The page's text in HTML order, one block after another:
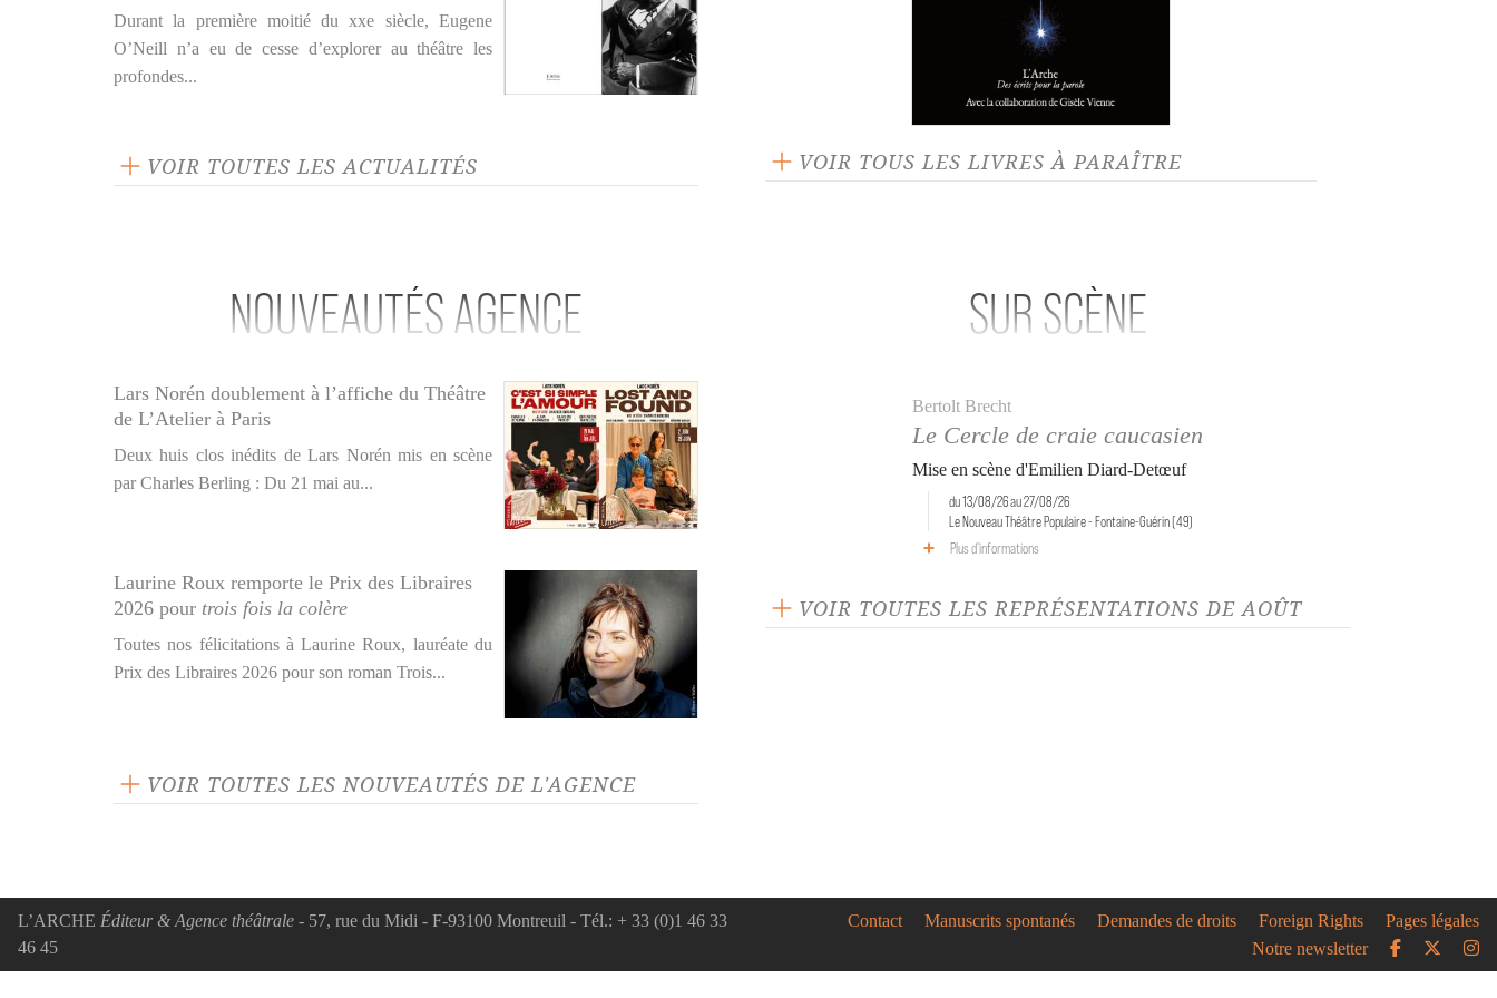
Durant la première moitié du xxe siècle, Eugene
O’Neill n’a eu de cesse d’explorer au théâtre les
profondes...
VOIR TOUTES LES ACTUALITÉS VOIR TOUS LES LIVRES À PARAÎTRE
NOUVEAUTÉS AGENCE
Lars Norén doublement à l’affiche du Théâtre
de L’Atelier à Paris
Deux huis clos inédits de Lars Norén mis en scène
par Charles Berling : Du 21 mai au...
Laurine Roux remporte le Prix des Libraires
2026 pour trois fois la colère
Toutes nos félicitations à Laurine Roux, lauréate du
Prix des Libraires 2026 pour son roman Trois...
VOIR TOUTES LES NOUVEAUTÉS DE L'AGENCE
SUR SCÈNE
Bertolt Brecht
Le Cercle de craie caucasien
Mise en scène d'Emilien Diard-Detœuf
du 13/08/26 au 27/08/26
Le Nouveau Théâtre Populaire - Fontaine-Guérin (49)
Plus d'informations
VOIR TOUTES LES REPRÉSENTATIONS DE AOÛT
L’ARCHE Éditeur & Agence théâtrale - 57, rue du Midi - F-93100 Montreuil - Tél.: + 33 (0)1 46 33
46 45
Contact Manuscrits spontanés Demandes de droits Foreign Rights
Pages légales
Notre newsletter